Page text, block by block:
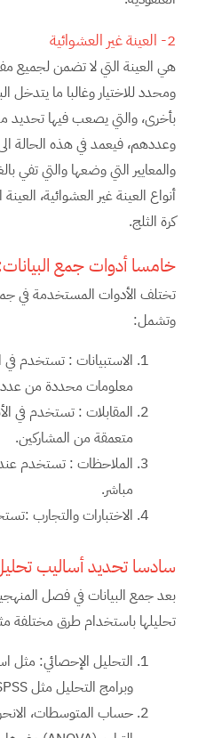
2- العينة غير العشوائية
هي العينة التي لا تضمن لجميع
ومحدد للاختيار وغالبا ما يتدخل
بأخرى، والتي يصعب فيها تحديد
وعددهم، فيعمد في هذه الحالة
والمعايير التي وضعها والتي
أنواع العينة غير العشوائية،
كرة الثلج.
خامسا أدوات جمع
تختلف الأدوات المستخدمة في
وتشمل:
الاستبيانات : تستخدم
معلومات محددة من عدد
المقابلات : تستخدم في
متعمقة من المشاركين.
الملاحظات : تستخدم
مباشر.
الاختبارات والتجارب
سادسا تحديد أساليب
بعد جمع البيانات في فصل
تحليلها باستخدام طرق مختلفة
التحليل الإحصائي: مثل
وبرامج التحليل مثل SPSS وExcel.